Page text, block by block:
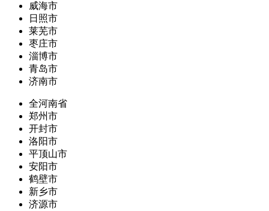
威海市
日照市
莱芜市
枣庄市
淄博市
青岛市
济南市
全河南省
郑州市
开封市
洛阳市
平顶山市
安阳市
鹤壁市
新乡市
济源市